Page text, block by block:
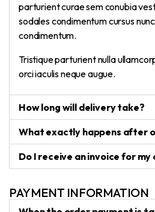
parturient curae sem conubia
sodales condimentum cursus
condimentum.
Tristique parturient nulla
orci iaculis neque augue.
How long will delivery take?
What exactly happens after
Do I receive an invoice for my
PAYMENT INFORMATION